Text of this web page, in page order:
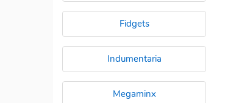
Fidgets
Indumentaria
Megaminx